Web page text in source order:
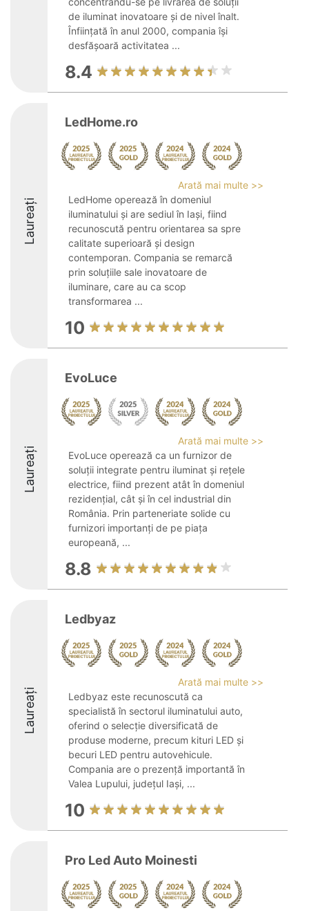
de iluminat inovatoare și de nivel înalt.
Înființată în anul 2000, compania își
desfășoară activitatea ...
8.4
Laureați
LedHome.ro
Arată mai multe >>
LedHome operează în domeniul
iluminatului și are sediul în Iași, fiind
recunoscută pentru orientarea sa spre
calitate superioară și design
contemporan. Compania se remarcă
prin soluțiile sale inovatoare de
iluminare, care au ca scop
transformarea ...
10
Laureați
EvoLuce
Arată mai multe >>
EvoLuce operează ca un furnizor de
soluții integrate pentru iluminat și rețele
electrice, fiind prezent atât în domeniul
rezidențial, cât și în cel industrial din
România. Prin parteneriate solide cu
furnizori importanți de pe piața
europeană, ...
8.8
Laureați
Ledbyaz
Arată mai multe >>
Ledbyaz este recunoscută ca
specialistă în sectorul iluminatului auto,
oferind o selecție diversificată de
produse moderne, precum kituri LED și
becuri LED pentru autovehicule.
Compania are o prezență importantă în
Valea Lupului, județul Iași, ...
10
Pro Led Auto Moinesti